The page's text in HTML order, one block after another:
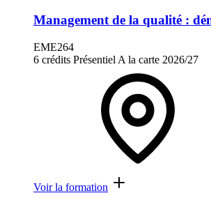
Management de la qualité :
EME264
6 crédits Présentiel A la carte 2026/27
Voir la formation